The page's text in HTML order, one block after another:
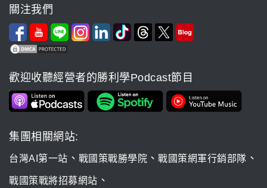
關注我們
歡迎收聽經營者的勝利學Podcast節目
集團相關網站:
台灣AI第一站 、 戰國策戰勝學院 、 戰國策網軍行銷部隊 、
戰國策戰將招募網站 、